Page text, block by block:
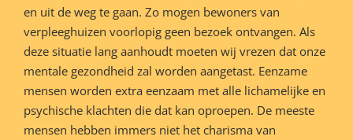
en uit de weg te gaan. Zo mogen bewoners van
verpleeghuizen voorlopig geen bezoek ontvangen. Als
deze situatie lang aanhoudt moeten wij vrezen dat onze
mentale gezondheid zal worden aangetast. Eenzame
mensen worden extra eenzaam met alle lichamelijke en
psychische klachten die dat kan oproepen. De meeste
mensen hebben immers niet het charisma van